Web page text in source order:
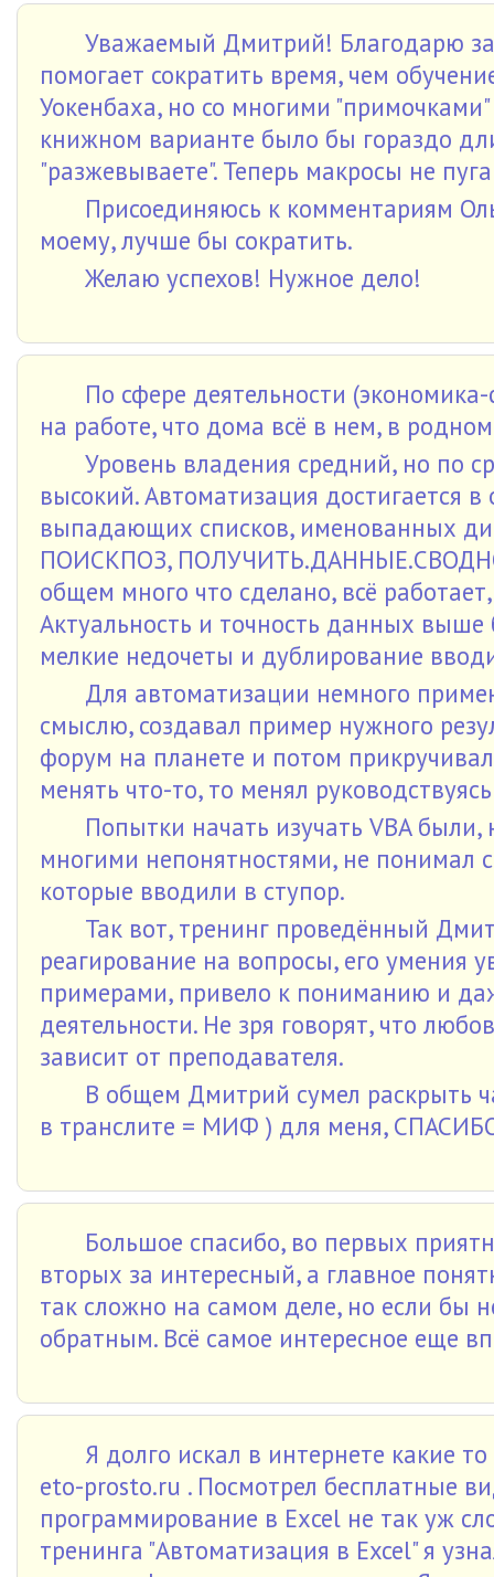
Уважаемый Дмитрий! Благодарю
помогает сократить время, чем
Уокенбаха, но со многими
книжном варианте было бы гораздо
"разжевываете". Теперь макросы не
Присоединяюсь к комментариям
моему, лучше бы сократить.
Желаю успехов! Нужное дело!
По сфере деятельности
на работе, что дома всё в нем, в
Уровень владения средний, но по
высокий. Автоматизация достигается
выпадающих списков, именованных
ПОИСКПОЗ,
общем много что сделано, всё
Актуальность и точность данных выше
мелкие недочеты и дублирование
Для автоматизации немного
смыслю, создавал пример нужного
форум на планете и потом
менять что-то, то менял
Попытки начать изучать VBA были,
многими непонятностями, не понимал
которые вводили в ступор.
Так вот, тренинг проведённый
реагирование на вопросы, его умения
примерами, привело к пониманию и
деятельности. Не зря говорят, что
зависит от преподавателя.
В общем Дмитрий сумел раскрыть
в транслите = МИФ ) для меня,
Большое спасибо, во первых
вторых за интересный, а главное
так сложно на самом деле, но если
обратным. Всё самое интересное еще
Я долго искал в интернете какие
eto-prosto.ru . Посмотрел бесплатные
программирование в Exсеl не так уж
тренинга "Автоматизация в Excel" я